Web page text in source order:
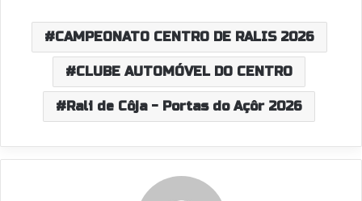
CAMPEONATO CENTRO DE RALIS 2026
CLUBE AUTOMÓVEL DO CENTRO
Rali de Côja - Portas do Açôr 2026